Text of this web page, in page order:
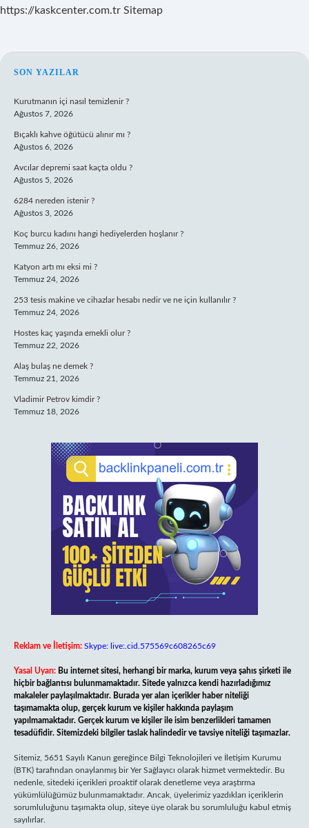
https://kaskcenter.com.tr Sitemap
SIDEBAR
SON YAZILAR
Kurutmanın içi nasıl temizlenir ?
Ağustos 7, 2026
Bıçaklı kahve öğütücü alınır mı ?
Ağustos 6, 2026
Avcılar depremi saat kaçta oldu ?
Ağustos 5, 2026
6284 nereden istenir ?
Ağustos 3, 2026
Koç burcu kadını hangi hediyelerden hoşlanır ?
Temmuz 26, 2026
Katyon artı mı eksi mi ?
Temmuz 24, 2026
253 tesis makine ve cihazlar hesabı nedir ve ne için kullanılır ?
Temmuz 24, 2026
Hostes kaç yaşında emekli olur ?
Temmuz 22, 2026
Alaş bulaş ne demek ?
Temmuz 21, 2026
Vladimir Petrov kimdir ?
Temmuz 18, 2026
Reklam ve İletişim: Skype: live:.cid.575569c608265c69
Yasal Uyarı: Bu internet sitesi, herhangi bir marka, kurum veya şahıs şirketi ile
hiçbir bağlantısı bulunmamaktadır. Sitede yalnızca kendi hazırladığımız
makaleler paylaşılmaktadır. Burada yer alan içerikler haber niteliği
taşımamakta olup, gerçek kurum ve kişiler hakkında paylaşım
yapılmamaktadır. Gerçek kurum ve kişiler ile isim benzerlikleri tamamen
tesadüfidir. Sitemizdeki bilgiler taslak halindedir ve tavsiye niteliği taşımazlar.
Sitemiz, 5651 Sayılı Kanun gereğince Bilgi Teknolojileri ve İletişim Kurumu
(BTK) tarafından onaylanmış bir Yer Sağlayıcı olarak hizmet vermektedir. Bu
nedenle, sitedeki içerikleri proaktif olarak denetleme veya araştırma
yükümlülüğümüz bulunmamaktadır. Ancak, üyelerimiz yazdıkları içeriklerin
sorumluluğunu taşımakta olup, siteye üye olarak bu sorumluluğu kabul etmiş
sayılırlar.